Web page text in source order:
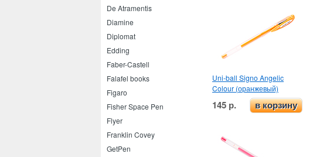
De Atramentis
Diamine
Diplomat
Edding
Faber-Castell
Falafel books
Figaro
Fisher Space Pen
Flyer
Franklin Covey
GetPen
Uni-ball Signo Angelic
Colour (оранжевый)
145 р. в корзину